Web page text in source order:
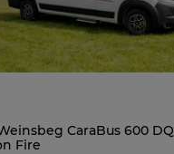
CaraBus 600 DQ
Fire
na płyty CD/DVD